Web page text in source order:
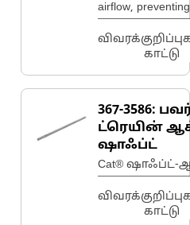
airflow, preventing
overheating and
drivetrain
காட்டு
367-3586:
ட்ரெயின்
ஷாஃப்ட்
Cat® ஷாஃப்ட்-
காட்டு